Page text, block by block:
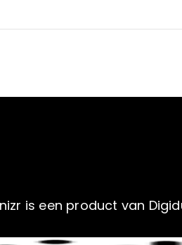
is een product van